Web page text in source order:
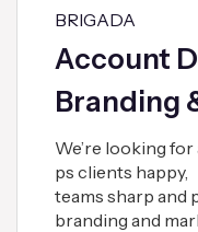
BRIGADA
Account
Branding
We’re looking
ps clients happy,
teams sharp and
branding and